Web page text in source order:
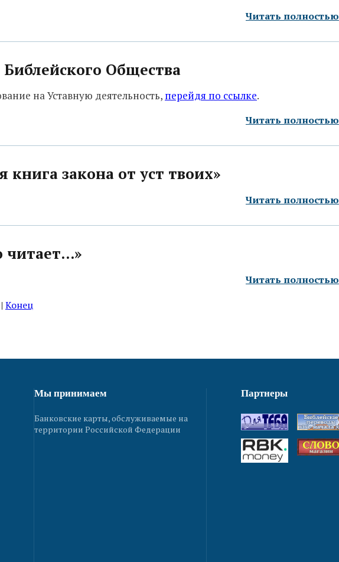
Читать полностью
Библейского Общества
на Уставную деятельность, перейдя по ссылке.
Читать полностью
книга закона от уст твоих»
Читать полностью
читает...»
Читать полностью
| Конец
Мы принимаем
Банковские карты, обслуживаемые на
территории Российской Федерации
Партнеры